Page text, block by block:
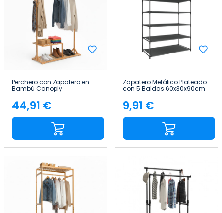
Perchero con Zapatero en
Bambú Canoply
169x107x40cm Thinia Home
Precio
44,91 €
Zapatero Metálico Plateado
con 5 Baldas 60x30x90cm
Precio
9,91 €